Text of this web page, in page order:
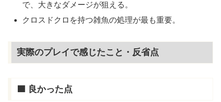
で、大きなダメージが狙える。
クロスドクロを持つ雑魚の処理が最も重要。
実際のプレイで感じたこと・反省点
🟩 良かった点